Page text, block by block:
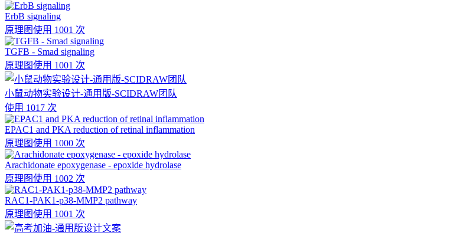
ErbB signaling
原理图使用 1001 次
TGFB - Smad signaling
原理图使用 1001 次
小鼠动物实验设计-通用版-SCIDRAW团队
使用 1017 次
EPAC1 and PKA reduction of retinal inflammation
原理图使用 1000 次
Arachidonate epoxygenase - epoxide hydrolase
原理图使用 1002 次
RAC1-PAK1-p38-MMP2 pathway
原理图使用 1001 次